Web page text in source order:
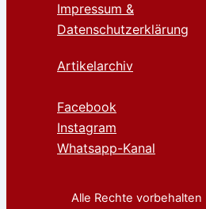
Impressum &
Datenschutzerklärung
Artikelarchiv
Facebook
Instagram
Whatsapp-Kanal
Alle Rechte vorbehalten